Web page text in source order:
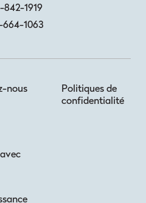
842-1919
664-1063
nous
avec
Politiques de
confidentialité